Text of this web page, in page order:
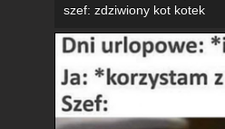
szef: zdziwiony kot kotek